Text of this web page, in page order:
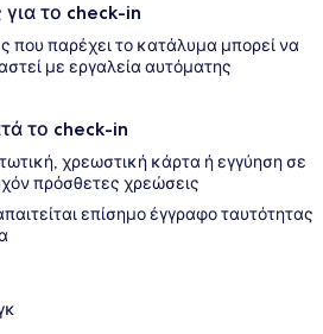
για το check-in
που παρέχει το κατάλυμα μπορεί να
με εργαλεία αυτόματης
το check-in
χρεωστική κάρτα ή εγγύηση σε
πρόσθετες χρεώσεις
επίσημο έγγραφο ταυτότητας